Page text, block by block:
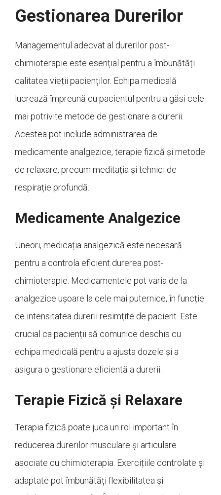
Gestionarea Durerilor
Managementul adecvat al durerilor post-
chimioterapie este esențial pentru a îmbunătăți
calitatea vieții pacienților. Echipa medicală
lucrează împreună cu pacientul pentru a găsi cele
mai potrivite metode de gestionare a durerii.
Acestea pot include administrarea de
medicamente analgezice, terapie fizică și metode
de relaxare, precum meditația și tehnici de
respirație profundă.
Medicamente Analgezice
Uneori, medicația analgezică este necesară
pentru a controla eficient durerea post-
chimioterapie. Medicamentele pot varia de la
analgezice ușoare la cele mai puternice, în funcție
de intensitatea durerii resimțite de pacient. Este
crucial ca pacienții să comunice deschis cu
echipa medicală pentru a ajusta dozele și a
asigura o gestionare eficientă a durerii.
Terapie Fizică și Relaxare
Terapia fizică poate juca un rol important în
reducerea durerilor musculare și articulare
asociate cu chimioterapia. Exercițiile controlate și
adaptate pot îmbunătăți flexibilitatea și